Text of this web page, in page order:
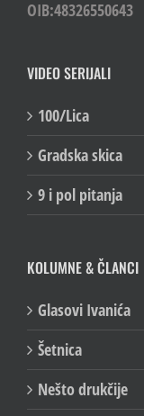
OIB:48326550643
VIDEO SERIJALI
100/Lica
Gradska skica
9 i pol pitanja
KOLUMNE & ČLANCI
Glasovi Ivanića
Šetnica
Nešto drukčije